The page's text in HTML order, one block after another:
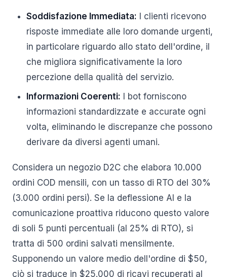
Soddisfazione Immediata: I clienti ricevono
risposte immediate alle loro domande urgenti,
in particolare riguardo allo stato dell'ordine, il
che migliora significativamente la loro
percezione della qualità del servizio.
Informazioni Coerenti: I bot forniscono
informazioni standardizzate e accurate ogni
volta, eliminando le discrepanze che possono
derivare da diversi agenti umani.
Considera un negozio D2C che elabora 10.000
ordini COD mensili, con un tasso di RTO del 30%
(3.000 ordini persi). Se la deflessione AI e la
comunicazione proattiva riducono questo valore
di soli 5 punti percentuali (al 25% di RTO), si
tratta di 500 ordini salvati mensilmente.
Supponendo un valore medio dell'ordine di $50,
ciò si traduce in $25.000 di ricavi recuperati al